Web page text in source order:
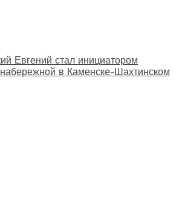
Евгений стал инициатором
набережной в Каменске-Шахтинском